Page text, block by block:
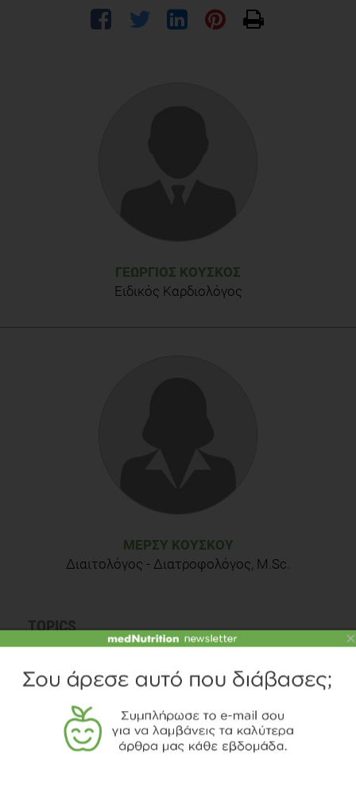
ΓΕΏΡΓΙΟΣ ΚΟΎΣΚΟΣ
Ειδικός Καρδιολόγος
ΜΈΡΣΥ ΚΟΎΣΚΟΥ
Διαιτολόγος - Διατροφολόγος, M.Sc.
TOPICS
ΔΙΑΒΑΣΤΕ ΑΚΟΜΗ
×